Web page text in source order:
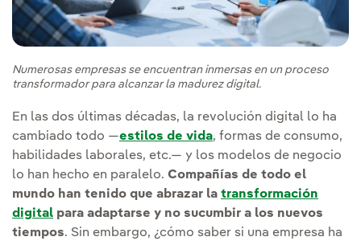
Numerosas empresas se encuentran inmersas en un proceso
transformador para alcanzar la madurez digital.
En las dos últimas décadas, la revolución digital lo ha
cambiado todo —estilos de vida, formas de consumo,
habilidades laborales, etc.— y los modelos de negocio
lo han hecho en paralelo. Compañías de todo el
mundo han tenido que abrazar la transformación
digital para adaptarse y no sucumbir a los nuevos
tiempos. Sin embargo, ¿cómo saber si una empresa ha